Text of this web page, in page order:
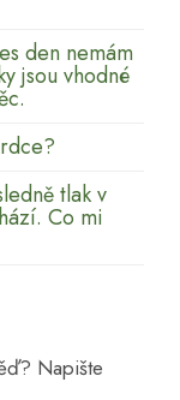
den nemám
jsou vhodné
tlak v
Co mi
Napište